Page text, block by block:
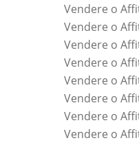
Vendere o
Vendere o
Vendere o
Vendere o